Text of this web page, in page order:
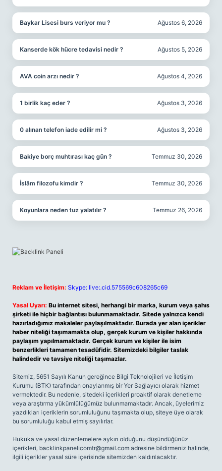
Baykar Lisesi burs veriyor mu ? Ağustos 6, 2026
Kanserde kök hücre tedavisi nedir ? Ağustos 5, 2026
AVA coin arzı nedir ? Ağustos 4, 2026
1 birlik kaç eder ? Ağustos 3, 2026
0 alınan telefon iade edilir mi ? Ağustos 3, 2026
Bakiye borç muhtırası kaç gün ? Temmuz 30, 2026
İslâm filozofu kimdir ? Temmuz 30, 2026
Koyunlara neden tuz yalatılır ? Temmuz 26, 2026
Reklam ve İletişim: Skype: live:.cid.575569c608265c69
Yasal Uyarı: Bu internet sitesi, herhangi bir marka, kurum veya şahıs
şirketi ile hiçbir bağlantısı bulunmamaktadır. Sitede yalnızca kendi
hazırladığımız makaleler paylaşılmaktadır. Burada yer alan içerikler
haber niteliği taşımamakta olup, gerçek kurum ve kişiler hakkında
paylaşım yapılmamaktadır. Gerçek kurum ve kişiler ile isim
benzerlikleri tamamen tesadüfidir. Sitemizdeki bilgiler taslak
halindedir ve tavsiye niteliği taşımazlar.
Sitemiz, 5651 Sayılı Kanun gereğince Bilgi Teknolojileri ve İletişim
Kurumu (BTK) tarafından onaylanmış bir Yer Sağlayıcı olarak hizmet
vermektedir. Bu nedenle, sitedeki içerikleri proaktif olarak denetleme
veya araştırma yükümlülüğümüz bulunmamaktadır. Ancak, üyelerimiz
yazdıkları içeriklerin sorumluluğunu taşımakta olup, siteye üye olarak
bu sorumluluğu kabul etmiş sayılırlar.
Hukuka ve yasal düzenlemelere aykırı olduğunu düşündüğünüz
içerikleri, backlinkpanelicomtr@gmail.com adresine bildirmeniz halinde,
ilgili içerikler yasal süre içerisinde sitemizden kaldırılacaktır.